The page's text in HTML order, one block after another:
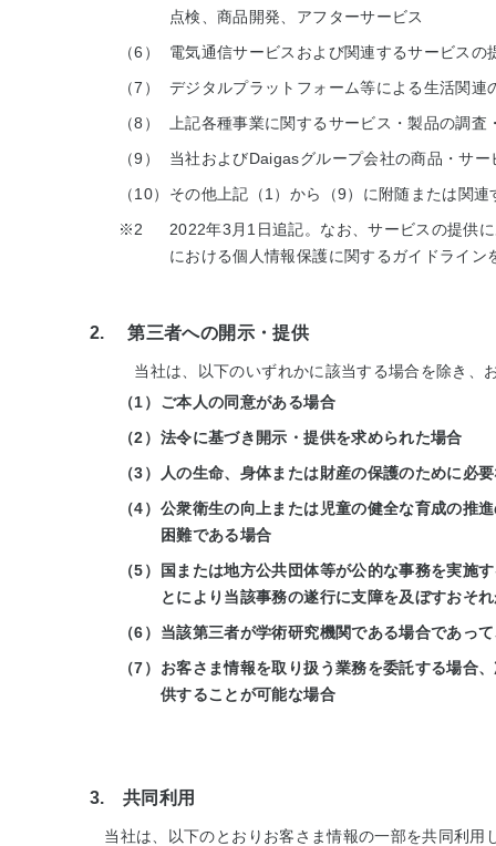
点検、商品開発、アフターサービス
（6）
電気通信サービスおよび関連するサービスの
（7）
デジタルプラットフォーム等による生活関連
（8）
上記各種事業に関するサービス・製品の調
（9）
当社およびDaigasグループ会社の商品・サ
（10） その他上記（1）から（9）に附随または関連
※2
2022年3月1日追記。なお、サービスの提供
における個人情報保護に関するガイドライン
2. 第三者への開示・提供
当社は、以下のいずれかに該当する場合を除き、
（1）
ご本人の同意がある場合
（2） 法令に基づき開示・提供を求められた場合
（3）
人の生命、身体または財産の保護のために必
（4） 公衆衛生の向上または児童の健全な育成の推
困難である場合
（5）
国または地方公共団体等が公的な事務を実施
とにより当該事務の遂行に支障を及ぼすおそ
（6）
当該第三者が学術研究機関である場合であっ
（7）
お客さま情報を取り扱う業務を委託する場合
供することが可能な場合
3. 共同利用
当社は、以下のとおりお客さま情報の一部を共同利用